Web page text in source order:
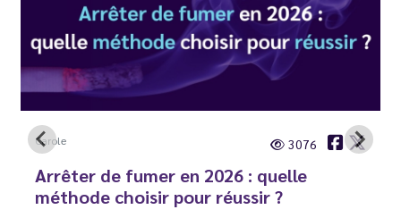
Carole 3076
Arrêter de fumer en 2026 : quelle
méthode choisir pour réussir ?